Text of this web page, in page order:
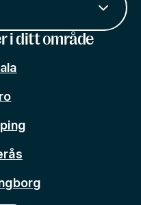
i ditt område